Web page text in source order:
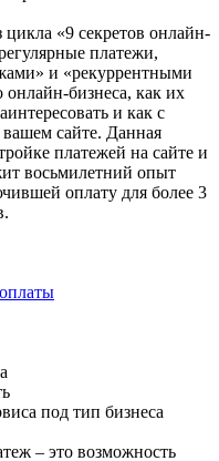
«9 секретов онлайн-
платежи,
и «рекуррентными
бизнеса, как их
и как с
сайте. Данная
платежей на сайте и
восьмилетний опыт
оплату для более 3
под тип бизнеса
– это возможность